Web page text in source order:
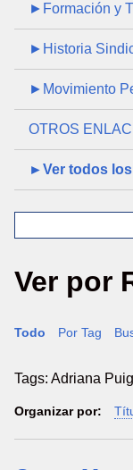
►Formación y
►Historia
►Movimiento
OTROS
►Ver todos
Ver por
Todo Por Tag
Tags: Adriana
Organizar por: